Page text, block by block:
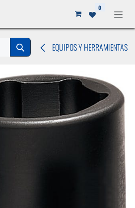
0
EQUIPOS Y HERRAMIENTAS